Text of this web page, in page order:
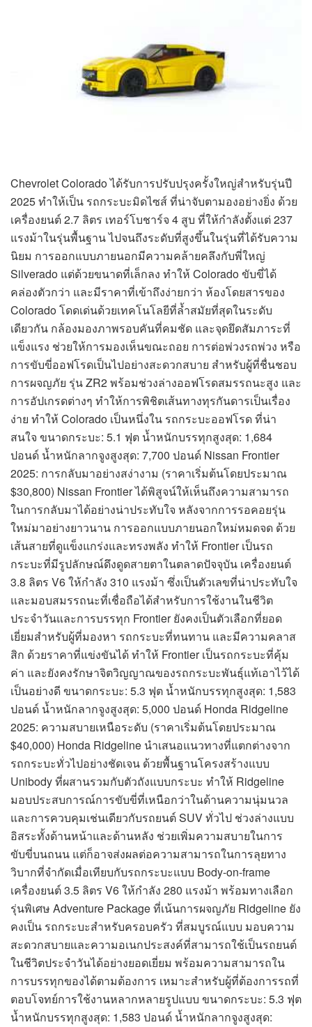
Chevrolet Colorado ได้รับการปรับปรุงครั้งใหญ่สำหรับรุ่นปี
2025 ทำให้เป็น รถกระบะมิดไซส์ ที่น่าจับตามองอย่างยิ่ง ด้วย
เครื่องยนต์ 2.7 ลิตร เทอร์โบชาร์จ 4 สูบ ที่ให้กำลังตั้งแต่ 237
แรงม้าในรุ่นพื้นฐาน ไปจนถึงระดับที่สูงขึ้นในรุ่นที่ได้รับความ
นิยม การออกแบบภายนอกมีความคล้ายคลึงกับพี่ใหญ่
Silverado แต่ด้วยขนาดที่เล็กลง ทำให้ Colorado ขับขี่ได้
คล่องตัวกว่า และมีราคาที่เข้าถึงง่ายกว่า ห้องโดยสารของ
Colorado โดดเด่นด้วยเทคโนโลยีที่ล้ำสมัยที่สุดในระดับ
เดียวกัน กล้องมองภาพรอบคันที่คมชัด และจุดยึดสัมภาระที่
แข็งแรง ช่วยให้การมองเห็นขณะถอย การต่อพ่วงรถพ่วง หรือ
การขับขี่ออฟโรดเป็นไปอย่างสะดวกสบาย สำหรับผู้ที่ชื่นชอบ
การผจญภัย รุ่น ZR2 พร้อมช่วงล่างออฟโรดสมรรถนะสูง และ
การอัปเกรดต่างๆ ทำให้การพิชิตเส้นทางทุรกันดารเป็นเรื่อง
ง่าย ทำให้ Colorado เป็นหนึ่งใน รถกระบะออฟโรด ที่น่า
สนใจ ขนาดกระบะ: 5.1 ฟุต น้ำหนักบรรทุกสูงสุด: 1,684
ปอนด์ น้ำหนักลากจูงสูงสุด: 7,700 ปอนด์ Nissan Frontier
2025: การกลับมาอย่างสง่างาม (ราคาเริ่มต้นโดยประมาณ
$30,800) Nissan Frontier ได้พิสูจน์ให้เห็นถึงความสามารถ
ในการกลับมาได้อย่างน่าประทับใจ หลังจากการรอคอยรุ่น
ใหม่มาอย่างยาวนาน การออกแบบภายนอกใหม่หมดจด ด้วย
เส้นสายที่ดูแข็งแกร่งและทรงพลัง ทำให้ Frontier เป็นรถ
กระบะที่มีรูปลักษณ์ดึงดูดสายตาในตลาดปัจจุบัน เครื่องยนต์
3.8 ลิตร V6 ให้กำลัง 310 แรงม้า ซึ่งเป็นตัวเลขที่น่าประทับใจ
และมอบสมรรถนะที่เชื่อถือได้สำหรับการใช้งานในชีวิต
ประจำวันและการบรรทุก Frontier ยังคงเป็นตัวเลือกที่ยอด
เยี่ยมสำหรับผู้ที่มองหา รถกระบะที่ทนทาน และมีความคลาส
สิก ด้วยราคาที่แข่งขันได้ ทำให้ Frontier เป็นรถกระบะที่คุ้ม
ค่า และยังคงรักษาจิตวิญญาณของรถกระบะพันธุ์แท้เอาไว้ได้
เป็นอย่างดี ขนาดกระบะ: 5.3 ฟุต น้ำหนักบรรทุกสูงสุด: 1,583
ปอนด์ น้ำหนักลากจูงสูงสุด: 5,000 ปอนด์ Honda Ridgeline
2025: ความสบายเหนือระดับ (ราคาเริ่มต้นโดยประมาณ
$40,000) Honda Ridgeline นำเสนอแนวทางที่แตกต่างจาก
รถกระบะทั่วไปอย่างชัดเจน ด้วยพื้นฐานโครงสร้างแบบ
Unibody ที่ผสานรวมกับตัวถังแบบกระบะ ทำให้ Ridgeline
มอบประสบการณ์การขับขี่ที่เหนือกว่าในด้านความนุ่มนวล
และการควบคุมเช่นเดียวกับรถยนต์ SUV ทั่วไป ช่วงล่างแบบ
อิสระทั้งด้านหน้าและด้านหลัง ช่วยเพิ่มความสบายในการ
ขับขี่บนถนน แต่ก็อาจส่งผลต่อความสามารถในการลุยทาง
วิบากที่จำกัดเมื่อเทียบกับรถกระบะแบบ Body-on-frame
เครื่องยนต์ 3.5 ลิตร V6 ให้กำลัง 280 แรงม้า พร้อมทางเลือก
รุ่นพิเศษ Adventure Package ที่เน้นการผจญภัย Ridgeline ยัง
คงเป็น รถกระบะสำหรับครอบครัว ที่สมบูรณ์แบบ มอบความ
สะดวกสบายและความอเนกประสงค์ที่สามารถใช้เป็นรถยนต์
ในชีวิตประจำวันได้อย่างยอดเยี่ยม พร้อมความสามารถใน
การบรรทุกของได้ตามต้องการ เหมาะสำหรับผู้ที่ต้องการรถที่
ตอบโจทย์การใช้งานหลากหลายรูปแบบ ขนาดกระบะ: 5.3 ฟุต
น้ำหนักบรรทุกสูงสุด: 1,583 ปอนด์ น้ำหนักลากจูงสูงสุด: